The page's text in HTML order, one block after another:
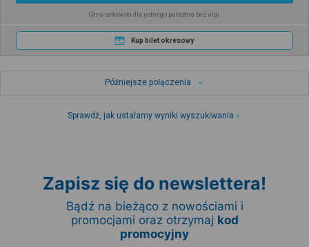
Cena całkowita dla jednego pasażera bez ulgi
Kup bilet okresowy
Późniejsze połączenia
Sprawdź, jak ustalamy wyniki wyszukiwania
Zapisz się do newslettera!
Bądź na bieżąco z nowościami i
promocjami oraz otrzymaj kod
promocyjny